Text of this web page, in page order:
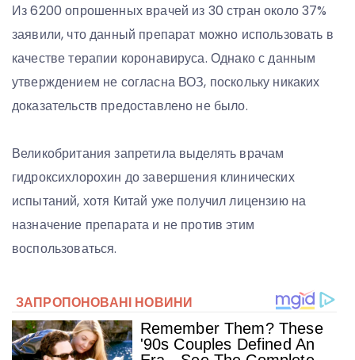
Из 6200 опрошенных врачей из 30 стран около 37%
заявили, что данный препарат можно использовать в
качестве терапии коронавируса. Однако с данным
утверждением не согласна ВОЗ, поскольку никаких
доказательств предоставлено не было.
Великобритания запретила выделять врачам
гидроксихлорохин до завершения клинических
испытаний, хотя Китай уже получил лицензию на
назначение препарата и не против этим
воспользоваться.